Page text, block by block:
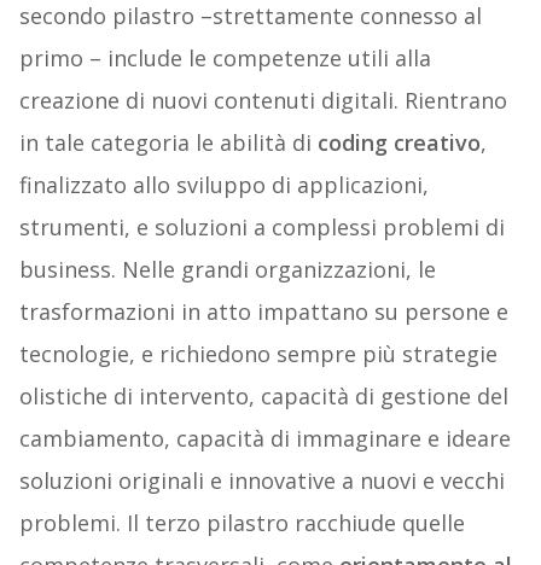
secondo pilastro –strettamente connesso al
primo – include le competenze utili alla
creazione di nuovi contenuti digitali. Rientrano
in tale categoria le abilità di coding creativo,
finalizzato allo sviluppo di applicazioni,
strumenti, e soluzioni a complessi problemi di
business. Nelle grandi organizzazioni, le
trasformazioni in atto impattano su persone e
tecnologie, e richiedono sempre più strategie
olistiche di intervento, capacità di gestione del
cambiamento, capacità di immaginare e ideare
soluzioni originali e innovative a nuovi e vecchi
problemi. Il terzo pilastro racchiude quelle